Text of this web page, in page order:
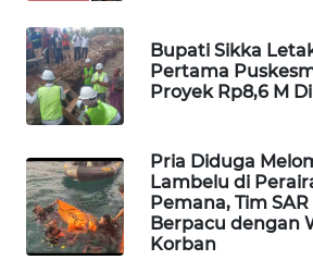
Bupati Sikka
Pertama
Proyek Rp8,6 M
Pria Diduga
Lambelu di
Pemana, Tim
Berpacu dengan
Korban
ENERGI
NEWS
CILEUNGSI
BERKAT
NEWS